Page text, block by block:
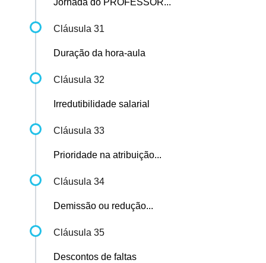
Jornada do PROFESSOR...
Cláusula 31
Duração da hora-aula
Cláusula 32
Irredutibilidade salarial
Cláusula 33
Prioridade na atribuição...
Cláusula 34
Demissão ou redução...
Cláusula 35
Descontos de faltas